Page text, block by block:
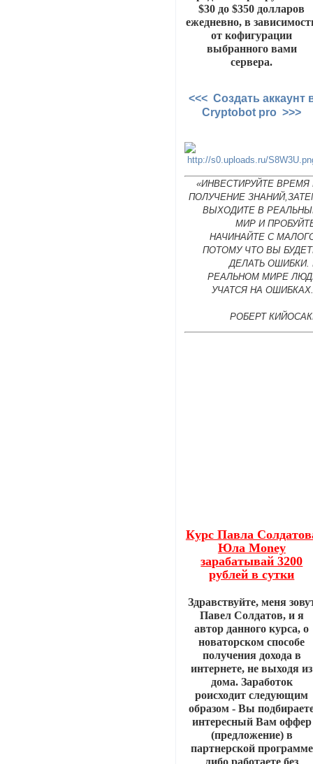
$30 до $350 долларов
ежедневно, в
от кофигурации
выбранного вами
сервера.
<<< Создать аккаунт
Cryptobot pro >>>
«ИНВЕСТИРУЙТЕ ВРЕМЯ
ПОЛУЧЕНИЕ
ВЫХОДИТЕ В
МИР И
НАЧИНАЙТЕ С
ПОТОМУ ЧТО ВЫ
ДЕЛАТЬ ОШИБКИ.
РЕАЛЬНОМ МИРЕ
УЧАТСЯ НА
РОБЕРТ
Курс Павла
Юла Money
зарабатывай 3200
рублей в сутки
Здравствуйте, меня
Павел Солдатов, и я
автор данного курса, о
новаторском способе
получения дохода в
интернете, не выходя из
дома. Заработок
роисходит следующим
образом - Вы
интересный Вам оффер
(предложение) в
партнерской программе